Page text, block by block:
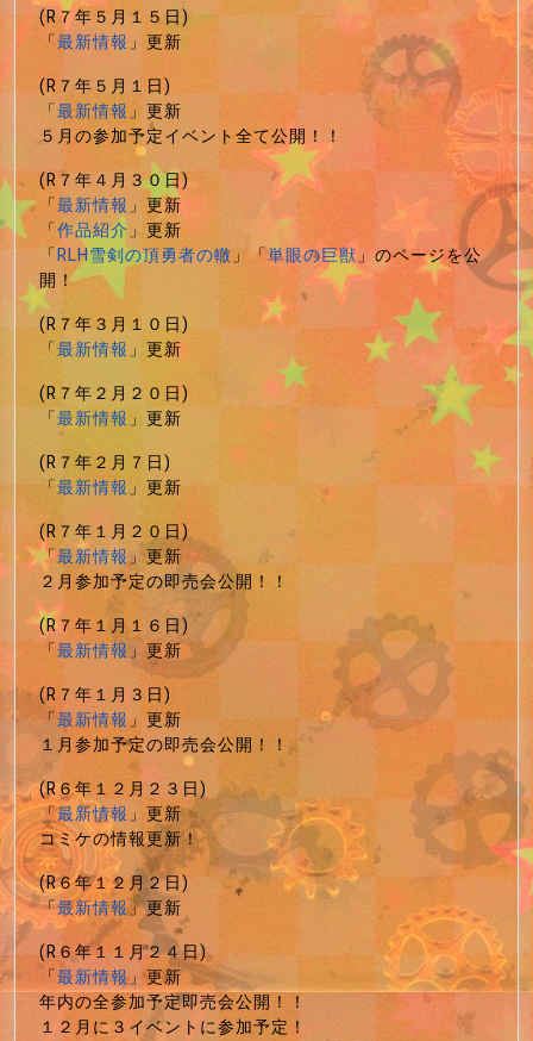
(R７年５月１５日)
「最新情報」更新
(R７年５月１日)
「最新情報」更新
５月の参加予定イベント全て公開！！
(R７年４月３０日)
「最新情報」更新
「作品紹介」更新
「RLH雪剣の頂勇者の轍」「単眼の巨獣」のページを公
開！
(R７年３月１０日)
「最新情報」更新
(R７年２月２０日)
「最新情報」更新
(R７年２月７日)
「最新情報」更新
(R７年１月２０日)
「最新情報」更新
２月参加予定の即売会公開！！
(R７年１月１６日)
「最新情報」更新
(R７年１月３日)
「最新情報」更新
１月参加予定の即売会公開！！
(R６年１２月２３日)
「最新情報」更新
コミケの情報更新！
(R６年１２月２日)
「最新情報」更新
(R６年１１月２４日)
「最新情報」更新
年内の全参加予定即売会公開！！
１２月に３イベントに参加予定！